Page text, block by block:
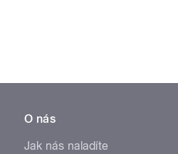
O nás
Jak nás naladíte